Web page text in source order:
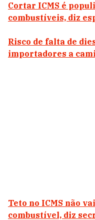
Cortar ICMS é
combustíveis, diz
Risco de falta de
importadores a
Teto no ICMS não
combustível, diz